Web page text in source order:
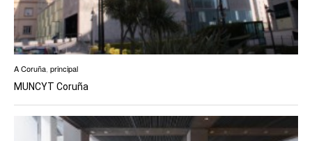
A Coruña principal
MUNCYT Coruña